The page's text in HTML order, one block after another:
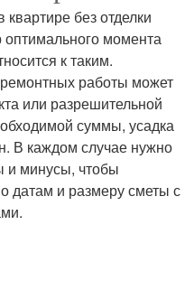
без отделки
момента
к таким.
работы может
или разрешительной
суммы, усадка
В каждом случае нужно
и минусы, чтобы
датам и размеру сметы с